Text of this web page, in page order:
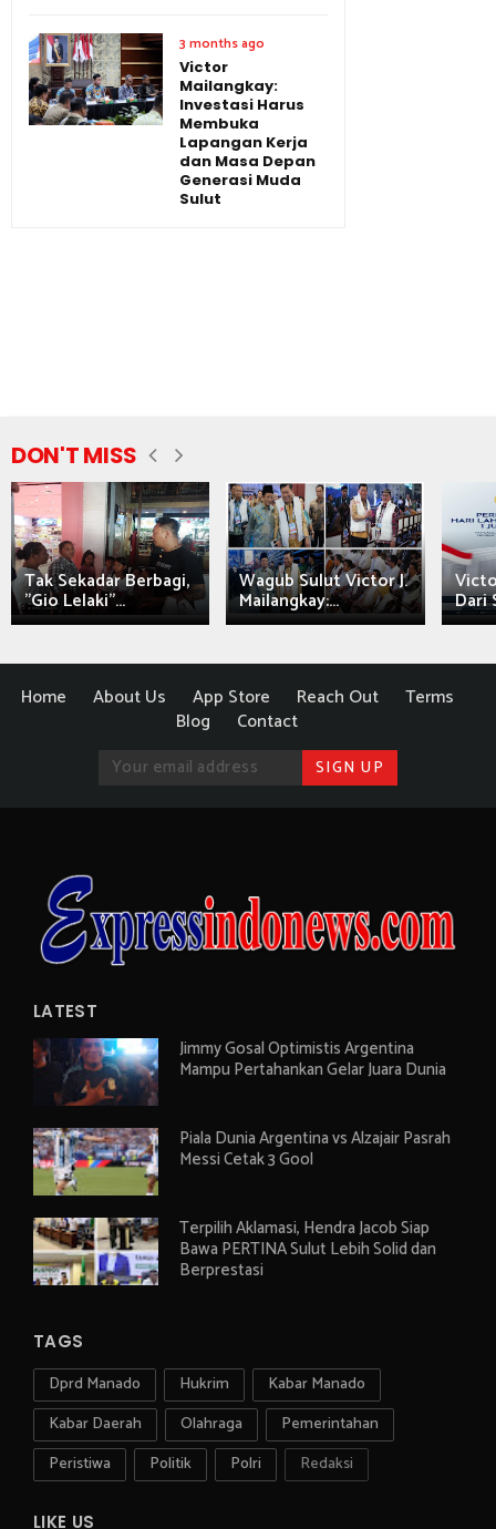
3 months ago
Victor
Mailangkay:
Investasi Harus
Membuka
Lapangan Kerja
dan Masa Depan
Generasi Muda
Sulut
DON'T MISS
Tak Sekadar Berbagi,
"Gio Lelaki"...
Wagub Sulut Victor J.
Mailangkay:... Dari
Home About Us App Store Reach Out
Terms
Blog
Contact
LATEST
Jimmy Gosal Optimistis Argentina
Mampu Pertahankan Gelar Juara Dunia
Piala Dunia Argentina vs Alzajair Pasrah
Messi Cetak 3 Gool
Terpilih Aklamasi, Hendra Jacob Siap
Bawa PERTINA Sulut Lebih Solid dan
Berprestasi
TAGS
Dprd Manado Hukrim
Kabar Manado
Kabar Daerah
Olahraga
Pemerintahan
Peristiwa
Politik Polri Redaksi
LIKE US